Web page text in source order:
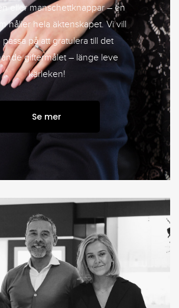
eller manschettknappar – en
håller hela äktenskapet. Vi vill
passa på att gratulera till det
giftermålet – länge leve
kärleken!
Se mer